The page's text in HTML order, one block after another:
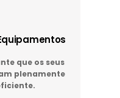
que os seus
plenamente